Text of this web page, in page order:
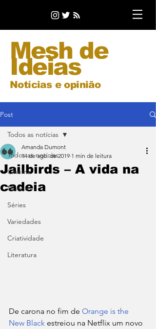
Mesh de
Ideias
Notícias e opinião
Post
Todos as notícias
Cinema
Música
Séries
Variedades
Criatividade
Literatura
Todos as notícias
Jailbirds – A vida na
cadeia
Amanda Dumont
14 de ago. de 2019 1 min de leitura
De carona no fim de Orange is the
New Black estreiou na Netflix um novo